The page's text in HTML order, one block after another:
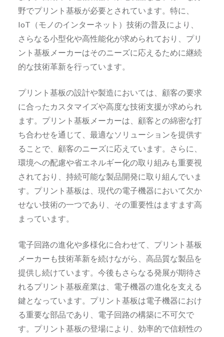
野でプリント基板が必要とされています。特に、
IoT（モノのインターネット）技術の普及により、
さらなる小型化や高性能化が求められており、プリ
ント基板メーカーはそのニーズに応えるために継続
的な技術革新を行っています。
プリント基板の設計や製造においては、顧客の要求
に合ったカスタマイズや高度な技術支援が求められ
ます。プリント基板メーカーは、顧客との綿密な打
ち合わせを通じて、最適なソリューションを提供す
ることで、顧客のニーズに応えています。さらに、
環境への配慮や省エネルギー化の取り組みも重要視
されており、持続可能な製品開発に取り組んでいま
す。プリント基板は、現代の電子機器において欠か
せない技術の一つであり、その重要性はますます高
まっています。
電子回路の進化や多様化に合わせて、プリント基板
メーカーも技術革新を続けながら、高品質な製品を
提供し続けています。今後もさらなる発展が期待さ
れるプリント基板産業は、電子機器の進化を支える
鍵となっています。プリント基板は電子機器におけ
る重要な部品であり、電子回路の構築に不可欠で
す。プリント基板の登場により、効率的で信頼性の